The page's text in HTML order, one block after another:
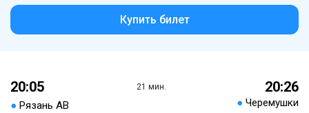
Купить билет
20:05
● Рязань АВ
21 мин. 20:26
● Черемушки